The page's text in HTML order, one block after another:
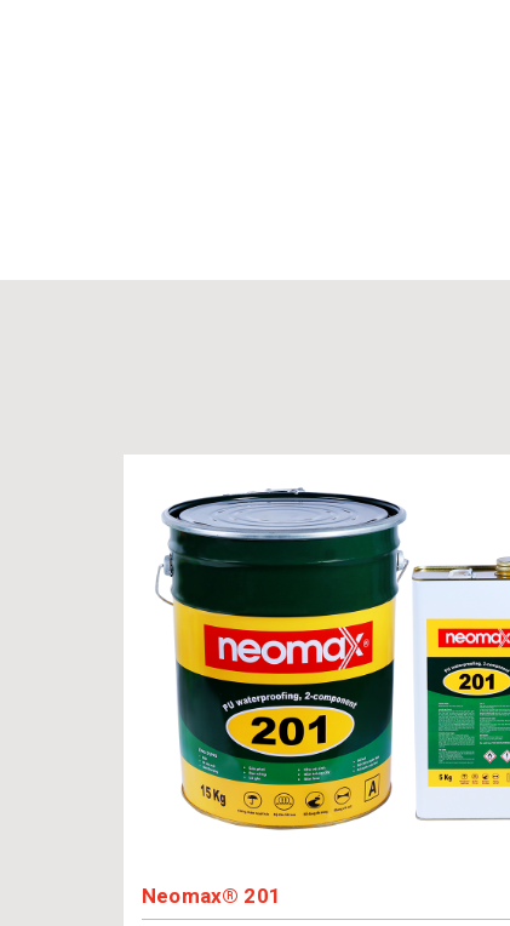
Neomax® 201